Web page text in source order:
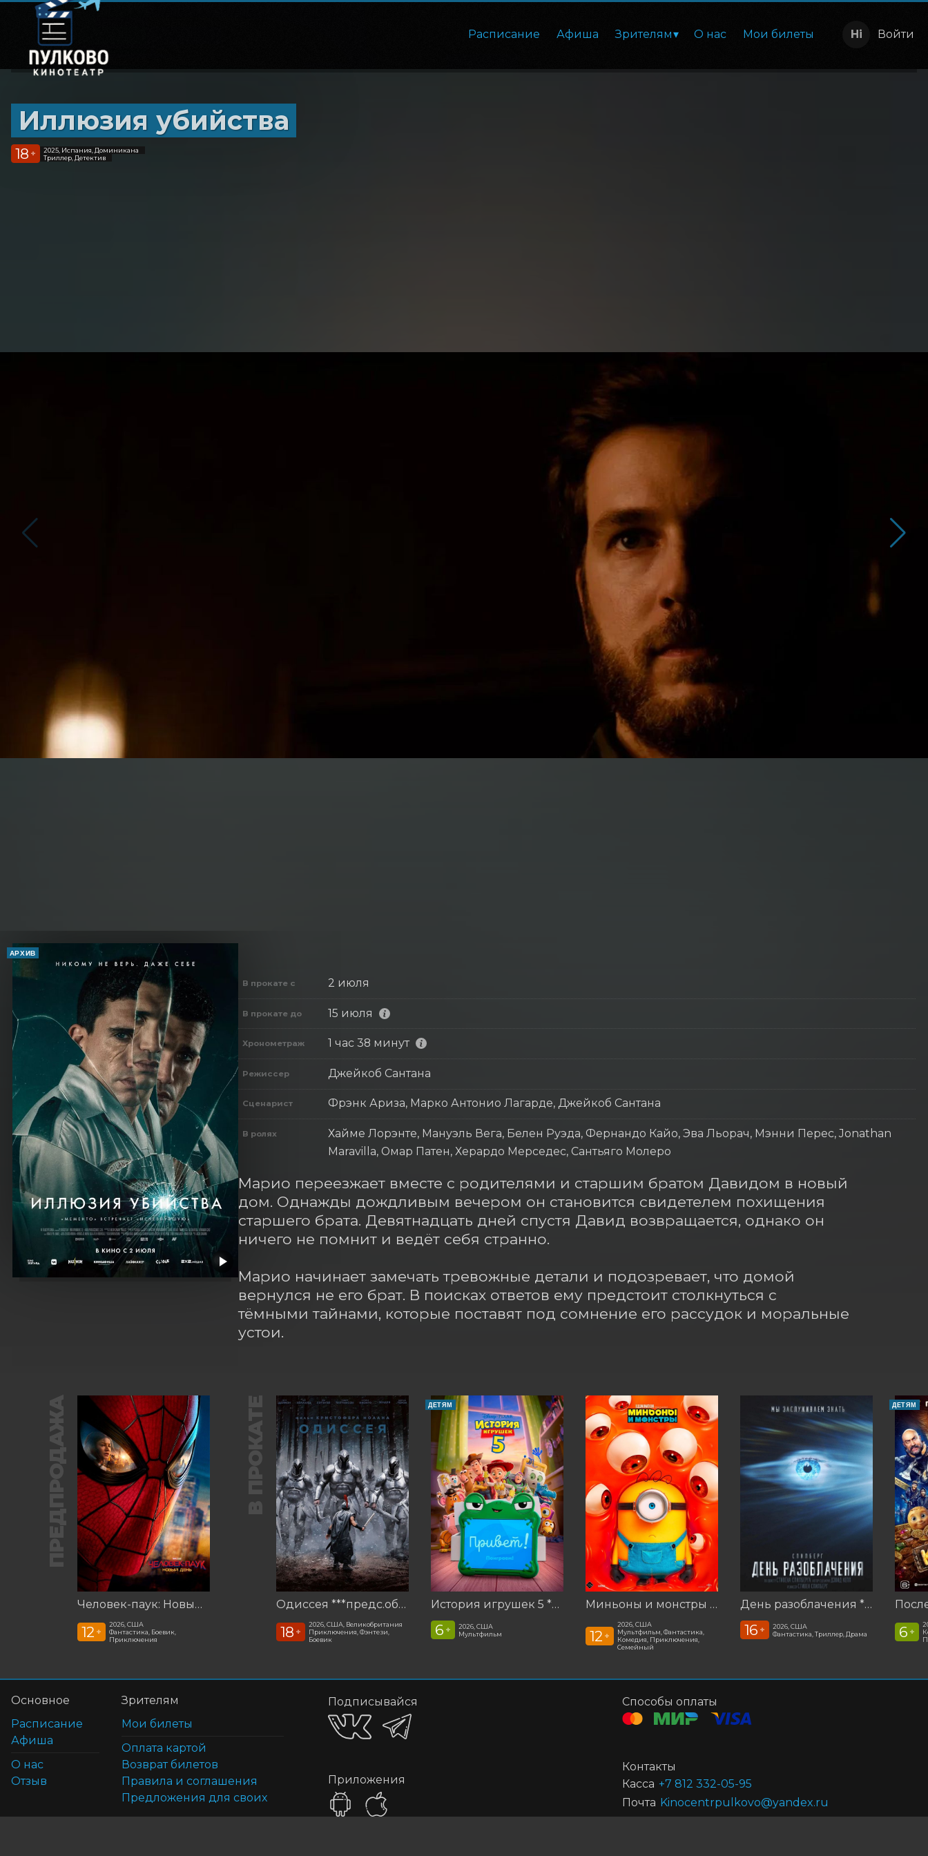
Расписание Афиша Зрителям О нас Мои билеты Войти
Иллюзия убийства
18 +
2025, Испания, Доминикана
Триллер, Детектив
АРХИВ
В прокате с 2 июля
В прокате до 15 июля
Хронометраж 1 час 38 минут
Режиссер Джейкоб Сантана
Сценарист Фрэнк Ариза, Марко Антонио Лагарде, Джейкоб Сантана
В ролях
Хайме Лорэнте, Мануэль Вега, Белен Руэда, Фернандо Кайо, Эва Льорач, Мэнни Перес, Jonathan
Maravilla, Омар Патен, Херардо Мерседес, Сантьяго Молеро
Марио переезжает вместе с родителями и старшим братом Давидом в новый
дом. Однажды дождливым вечером он становится свидетелем похищения
старшего брата. Девятнадцать дней спустя Давид возвращается, однако он
ничего не помнит и ведёт себя странно.
Марио начинает замечать тревожные детали и подозревает, что домой
вернулся не его брат. В поисках ответов ему предстоит столкнуться с
тёмными тайнами, которые поставят под сомнение его рассудок и моральные
устои.
ПРЕДПРОДАЖА
Человек-паук: Новый день ***предс.обсл. Команда Познавалова. Тайна едкого дыма
12 +
2026, США
Фантастика, Боевик,
Приключения
В ПРОКАТЕ
Одиссея ***предс.обсл. Команда Познавалова. Тайна едкого дыма
18 +
2026, США, Великобритания
Приключения, Фэнтези,
Боевик
ДЕТЯМ
История игрушек 5 ***предс. обсл. Соня и Леня 1 серия
6 +
2026, США
Мультфильм
Миньоны и монстры ***предс. обсл. Соня и Леня 1 серия
12 +
2026, США
Мультфильм, Фантастика,
Комедия, Приключения,
Семейный
День разоблачения ***предс.обсл. Команда Познавалова. Тайна едкого дыма
16 +
2026, США
Фантастика, Триллер, Драма
ДЕТЯМ
6 +
Основное
Расписание
Афиша
О нас
Отзыв
Зрителям
Мои билеты
Оплата картой
Возврат билетов
Правила и соглашения
Предложения для своих
Подписывайся
Приложения
Способы оплаты
Контакты
Касса +7 812 332-05-95
Почта Kinocentrpulkovo@yandex.ru